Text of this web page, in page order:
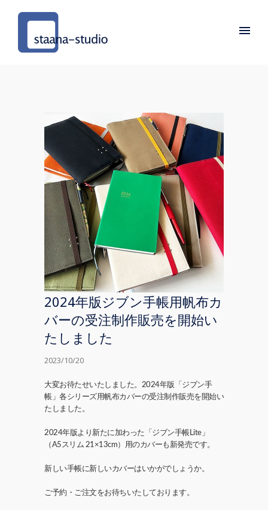
2024年版ジブン手帳用帆布カ
バーの受注制作販売を開始い
たしました
2023/10/20
大変お待たせいたしました。2024年版「ジブン手
帳」各シリーズ用帆布カバーの受注制作販売を開始い
たしました。
2024年版より新たに加わった「ジブン手帳Lite」
（A5スリム 21×13cm）用のカバーも新発売です。
新しい手帳に新しいカバーはいかがでしょうか。
ご予約・ご注文をお待ちいたしております。